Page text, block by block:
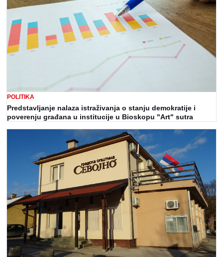
POLITIKA
Predstavljanje nalaza istraživanja o stanju demokratije i
poverenju građana u institucije u Bioskopu "Art" sutra